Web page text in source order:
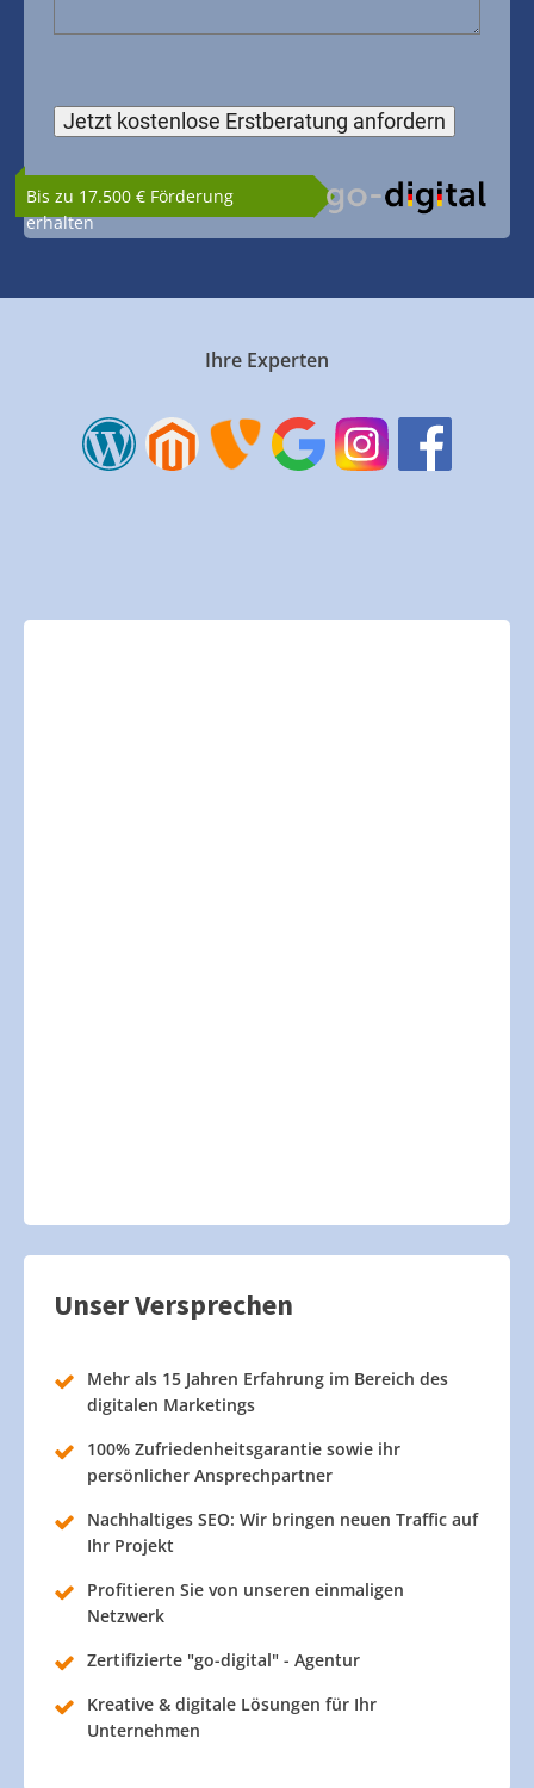
Bis zu 17.500 € Förderung
erhalten
Ihre Experten
Unser Versprechen
Mehr als 15 Jahren Erfahrung im Bereich des
digitalen Marketings
100% Zufriedenheitsgarantie sowie ihr
persönlicher Ansprechpartner
Nachhaltiges SEO: Wir bringen neuen Traffic auf
Ihr Projekt
Profitieren Sie von unseren einmaligen
Netzwerk
Zertifizierte "go-digital" - Agentur
Kreative & digitale Lösungen für Ihr
Unternehmen